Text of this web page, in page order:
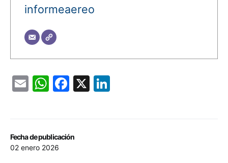
Fecha de publicación
02 enero 2026
informeaereo
EmailWhatsApp
Facebook
X